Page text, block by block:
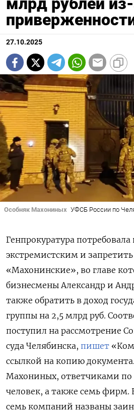
27.10.2025
Особняк Махониных УФСБ России по
Генпрокуратура
экстремистским и
«Махонинские», во главе
бизнесмены Александр и
также обратить в доход
группы на 2,5 млрд руб.
поступил на рассмотрение
суда Челябинска, пишет
ссылкой на копию
Махониных, ответчиками по
человек, а также семь фирм.
семь компаний названы